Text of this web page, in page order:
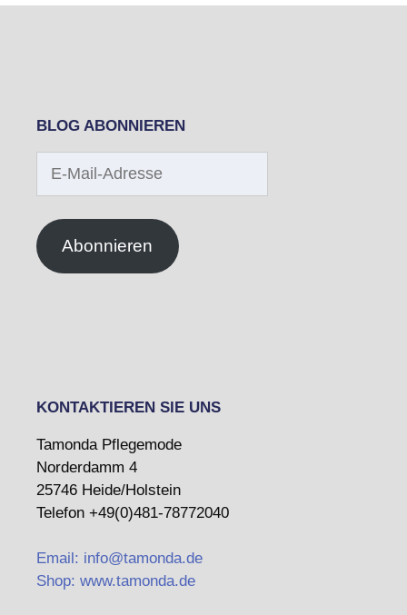
BLOG ABONNIEREN
Mail-
Abonnieren
KONTAKTIEREN SIE UNS
Tamonda Pflegemode
Norderdamm 4
25746 Heide/Holstein
Telefon +49(0)481-78772040
Email: info@tamonda.de
Shop: www.tamonda.de